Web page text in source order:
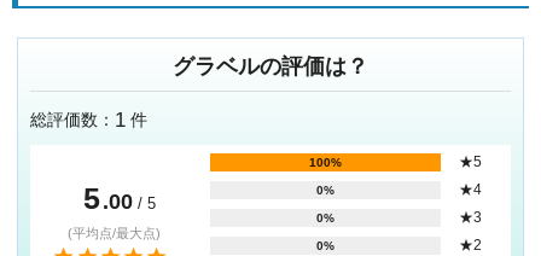
グラベルの評価は？
総評価数： 1 件
5.00/ 5
(平均点/最大点)
100% ★5
0% ★4
0% ★3
0% ★2